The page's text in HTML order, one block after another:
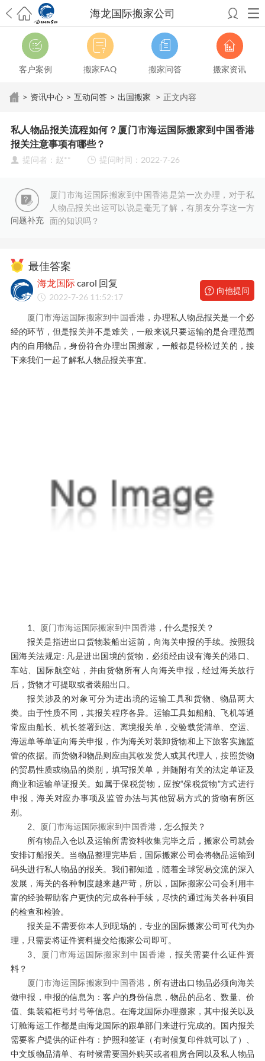
海龙国际搬家公司
希望邮寄国际包裹顺利，从广州市国际快递邮寄到新西兰哪个公司好？
澳洲海运搬家回广州报关清关要怎么做？注意事项有哪些？
青岛市国际
搬家服务到美国，搬家公司有哪些搬家方案？大连市国际搬家服务到中
国台湾是一种怎样的体验？有人分享搬家经历吗？
从长沙市国际快递邮
寄到韩国有哪些国际快递方式？用哪种好？
法有哪些？具体怎么操作？
国际搬家：家具海运到奥克兰怎么样能省
影响国际搬家吗？上海搬家到新西兰旺格雷有点不一样北京私人物品运
输到澳大利亚，移民如何跨国搬家？
家怎么搬省钱？昆明搬家到美国，如何打包才能对国际长途运输放心？
张家界市托运到美国从厦门市托运到美国 从张家界市托运到美国 从南京
市搬家到加拿大 从大连市搬家到英国 从佛山市搬家到美国 从北京市搬家
到西班牙 从广州市搬家到比利时
客户案例 搬家FAQ 搬家问答 搬家资讯
> 资讯中心 > 互动问答 > 出国搬家 > 正文内容
私人物品报关流程如何？厦门市海运国际搬家到中国香港
报关注意事项有哪些？
提问者：赵** 提问时间：2022-7-26
问题补充
厦门市海运国际搬家到中国香港是第一次办理，对于私
人物品报关出运可以说是毫无了解，有朋友分享这一方
面的知识吗？
最佳答案
海龙国际carol 回复
2022-7-26 11:52:17
向他提问
厦门市海运国际搬家到中国香港 ，办理私人物品报关是一个必
经的环节，但是报关并不是难关，一般来说只要运输的是合理范围
内的自用物品，身份符合办理出国搬家，一般都是轻松过关的，接
下来我们一起了解私人物品报关事宜。
1、 厦门市海运国际搬家到中国香港 ，什么是报关？
报关是指进出口货物装船出运前，向海关申报的手续。按照我
国海关法规定: 凡是进出国境的货物，必须经由设有海关的港口、
车站、国际航空站，并由货物所有人向海关申报，经过海关放行
后，货物才可提取或者装船出口。
报关涉及的对象可分为进出境的运输工具和货物、物品两大
类。由于性质不同，其报关程序各异。运输工具如船舶、飞机等通
常应由船长、机长签署到达、离境报关单，交验载货清单、空运、
海运单等单证向海关申报，作为海关对装卸货物和上下旅客实施监
管的依据。而货物和物品则应由其收发货人或其代理人，按照货物
的贸易性质或物品的类别，填写报关单，并随附有关的法定单证及
商业和运输单证报关。如属于保税货物，应按“保税货物”方式进行
申报，海关对应办事项及监管办法与其他贸易方式的货物有所区
别。
2、
厦门市海运国际搬家到中国香港 ，怎么报关？
所有物品入仓以及运输所需资料收集完毕之后，搬家公司就会
安排订船报关。当物品整理完毕后，国际搬家公司会将物品运输到
码头进行私人物品的报关。我们都知道，随着全球贸易交流的深入
发展，海关的各种制度越来越严苛，所以，国际搬家公司会利用丰
富的经验帮助客户更快的完成各种手续，尽快的通过海关各种项目
的检查和检验。
报关是不需要你本人到现场的，专业的国际搬家公司可代为办
理，只需要将证件资料提交给搬家公司即可。
3、
厦门市海运国际搬家到中国香港 ，报关需要什么证件资
料？
厦门市海运国际搬家到中国香港 ，所有进出口物品必须向海关
做申报，申报的信息为：客户的身份信息，物品的品名、数量、价
值、集装箱柜号封号等信息。在海龙国际办理搬家，其中报关以及
订舱海运工作都是由海龙国际的跟单部门来进行完成的。国内报关
需要客户提供的证件有：护照和签证（有时候复印件就可以了）、
中文版物品清单、有时候需要国外购买或者租房合同以及私人物品